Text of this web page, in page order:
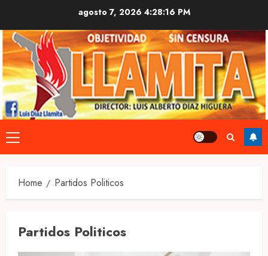
content
agosto 7, 2026 4:28:16 PM
Primary
Menu
Home Partidos Politicos
Partidos Politicos